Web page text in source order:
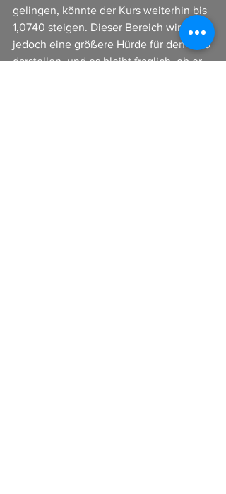
gelingen, könnte der Kurs weiterhin bis
1,0740 steigen. Dieser Bereich wird
jedoch eine größere Hürde für den Euro
darstellen, und es bleibt fraglich, ob er